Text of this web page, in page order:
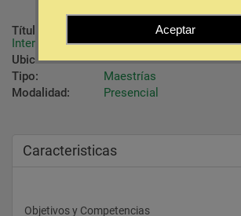
Título ofrecido:
Máster Universitario en
Internacional y Comunitaria
Ubicación:
Cuenca - Cuenca
Tipo:
Maestrías
Modalidad:
Presencial
Caracteristicas
Objetivos y Competencias
Aceptar